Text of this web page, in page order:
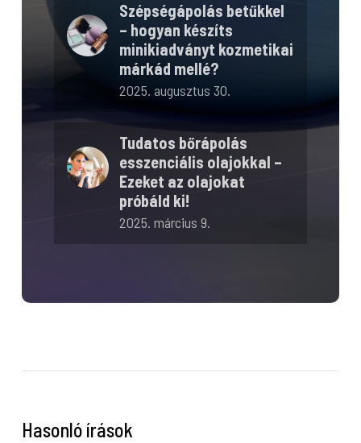
Szépségápolás betűkkel
– hogyan készíts
minikiadványt kozmetikai
márkád mellé?
2025. augusztus 30.
Tudatos bőrápolás
esszenciális olajokkal –
Ezeket az olajokat
próbáld ki!
2025. március 9.
Hasonló írások